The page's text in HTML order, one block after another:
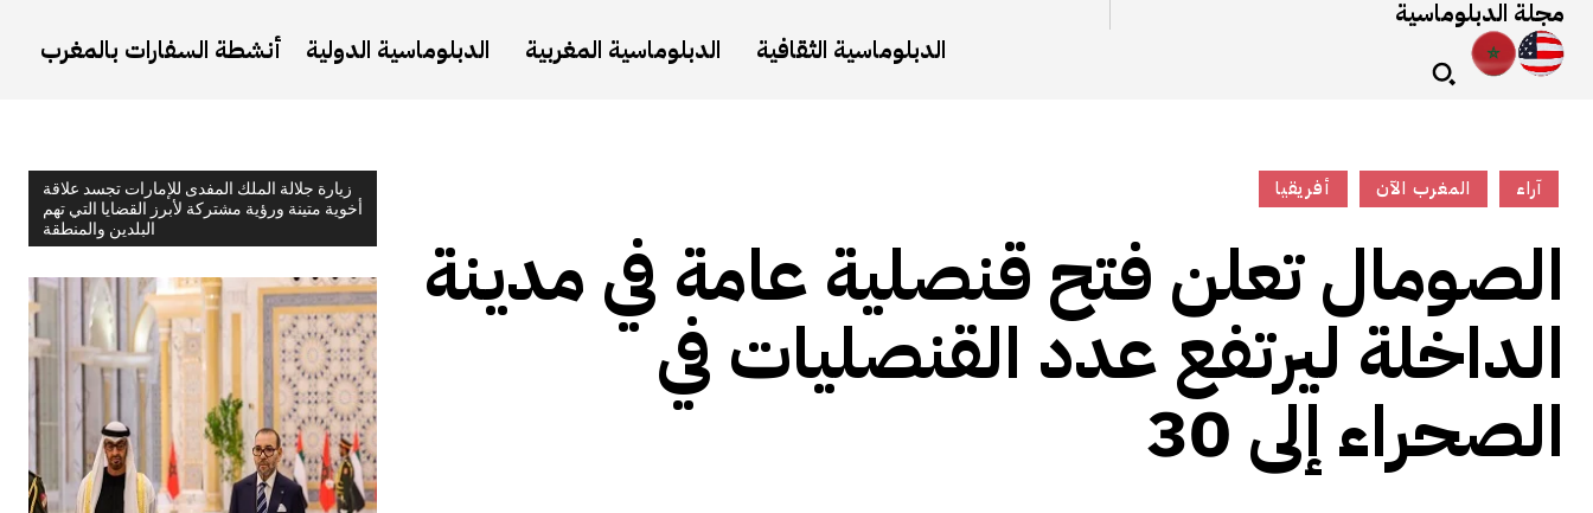
مجلة الدبلوماسية
الدبلوماسية الثقافية
الدبلوماسية المغربية الدبلوماسية الدولية أنشطة السفارات بالمغرب
زيارة جلالة الملك المفدى للإمارات تجسد علاقة
أخوية متينة ورؤية مشتركة لأبرز القضايا التي تهم
البلدين والمنطقة
آراء المغرب الآن أفريقيا
الصومال تعلن فتح قنصلية عامة في مدينة
الداخلة ليرتفع عدد القنصليات في
الصحراء إلى 30